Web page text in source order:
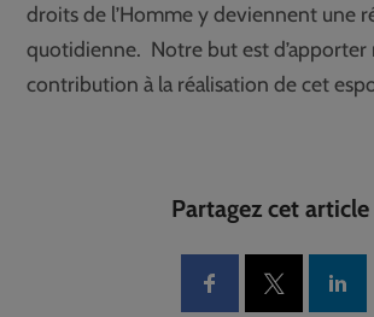
droits de l’Homme y deviennent une
quotidienne. Notre but est d’apporter
contribution à la réalisation de cet
Partagez cet article